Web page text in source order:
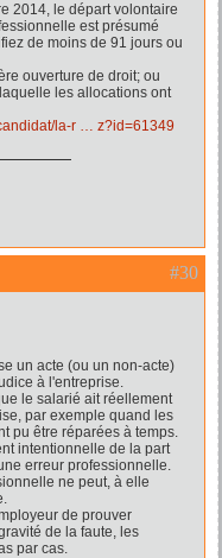
2014, le départ volontaire
est présumé
de moins de 91 jours ou
ouverture de droit; ou
les allocations ont
la-r … z?id=61349
#30
un acte (ou un non-acte)
à l'entreprise.
le salarié ait réellement
par exemple quand les
pu être réparées à temps.
intentionnelle de la part
erreur professionnelle.
ne peut, à elle
de prouver
de la faute, les
par cas.